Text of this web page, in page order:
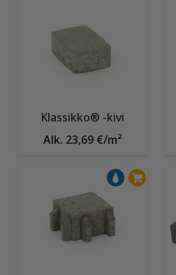
Klassikko® -kivi
Alk. 23,69 €/m²